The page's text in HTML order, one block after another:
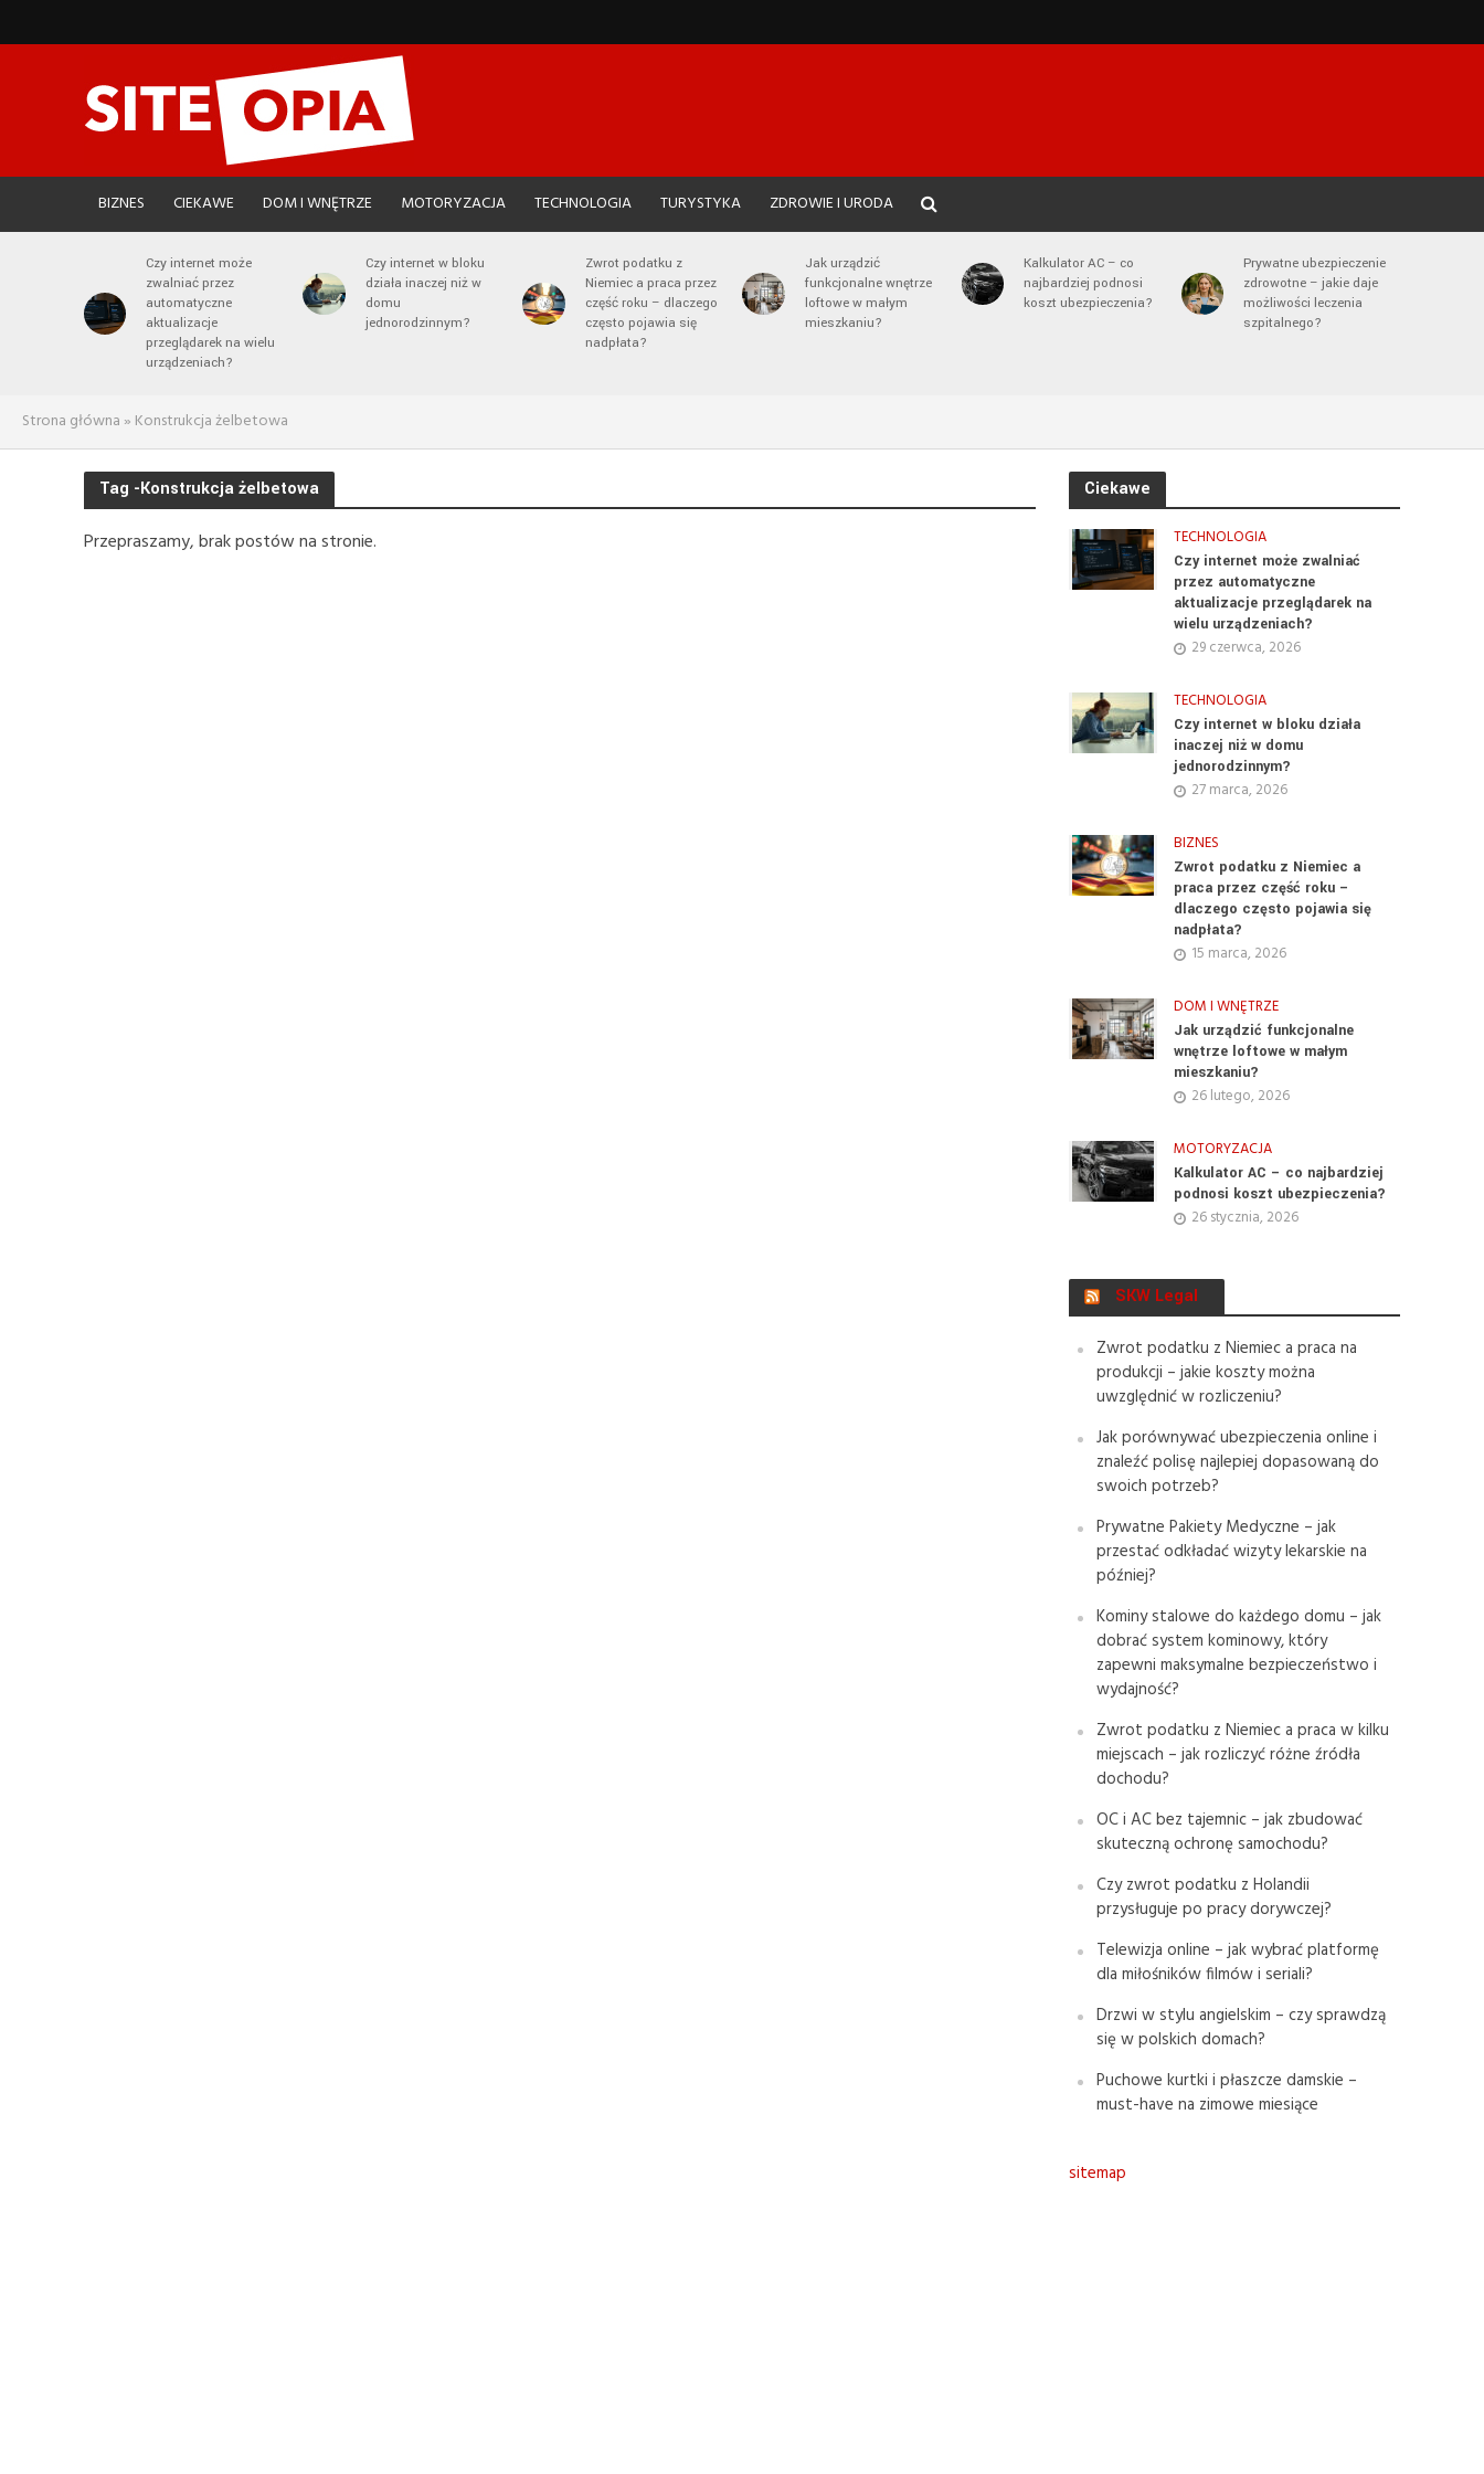
BIZNES CIEKAWE DOM I WNĘTRZE MOTORYZACJA TECHNOLOGIA TURYSTYKA ZDROWIE I URODA
Czy internet może
zwalniać przez
automatyczne
aktualizacje
przeglądarek na wielu
urządzeniach?
Czy internet w bloku
działa inaczej niż w
domu
jednorodzinnym?
Zwrot podatku z
Niemiec a praca przez
część roku – dlaczego
często pojawia się
nadpłata?
Jak urządzić
funkcjonalne wnętrze
loftowe w małym
mieszkaniu?
Kalkulator AC – co
najbardziej podnosi
koszt ubezpieczenia?
Prywatne ubezpieczenie
zdrowotne – jakie daje
możliwości leczenia
szpitalnego?
Strona główna » Konstrukcja żelbetowa
Tag -Konstrukcja żelbetowa
Przepraszamy, brak postów na stronie.
Ciekawe
TECHNOLOGIA
Czy internet może zwalniać
przez automatyczne
aktualizacje przeglądarek na
wielu urządzeniach?
29 czerwca, 2026
TECHNOLOGIA
Czy internet w bloku działa
inaczej niż w domu
jednorodzinnym?
27 marca, 2026
BIZNES
Zwrot podatku z Niemiec a
praca przez część roku –
dlaczego często pojawia się
nadpłata?
15 marca, 2026
DOM I WNĘTRZE
Jak urządzić funkcjonalne
wnętrze loftowe w małym
mieszkaniu?
26 lutego, 2026
MOTORYZACJA
Kalkulator AC – co najbardziej
podnosi koszt ubezpieczenia?
26 stycznia, 2026
SKW Legal
Zwrot podatku z Niemiec a praca na
produkcji – jakie koszty można
uwzględnić w rozliczeniu?
Jak porównywać ubezpieczenia online i
znaleźć polisę najlepiej dopasowaną do
swoich potrzeb?
Prywatne Pakiety Medyczne – jak
przestać odkładać wizyty lekarskie na
później?
Kominy stalowe do każdego domu – jak
dobrać system kominowy, który
zapewni maksymalne bezpieczeństwo i
wydajność?
Zwrot podatku z Niemiec a praca w kilku
miejscach – jak rozliczyć różne źródła
dochodu?
OC i AC bez tajemnic – jak zbudować
skuteczną ochronę samochodu?
Czy zwrot podatku z Holandii
przysługuje po pracy dorywczej?
Telewizja online – jak wybrać platformę
dla miłośników filmów i seriali?
Drzwi w stylu angielskim – czy sprawdzą
się w polskich domach?
Puchowe kurtki i płaszcze damskie –
must-have na zimowe miesiące
sitemap